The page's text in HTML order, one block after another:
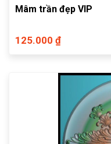
Mâm trần đẹp VIP
125.000 ₫